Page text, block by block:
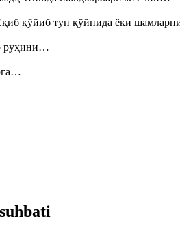
қўйиб тун қўйнида ёки
руҳини…